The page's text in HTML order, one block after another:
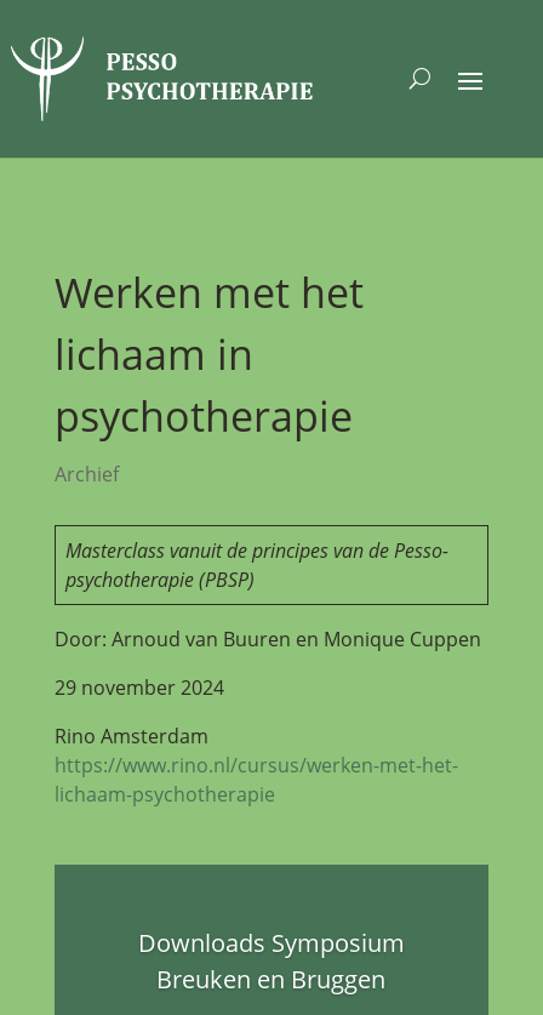
Werken met het
lichaam in
psychotherapie
Archief
Masterclass vanuit de principes van de Pesso-
psychotherapie (PBSP)
Door: Arnoud van Buuren en Monique Cuppen
29 november 2024
Rino Amsterdam
https://www.rino.nl/cursus/werken-met-het-
lichaam-psychotherapie
Downloads Symposium
Breuken en Bruggen